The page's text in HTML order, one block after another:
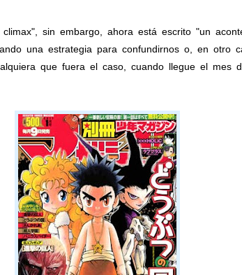
sin embargo, ahora está escrito "un
una estrategia para confundirnos o, en otro
que fuera el caso, cuando llegue el mes